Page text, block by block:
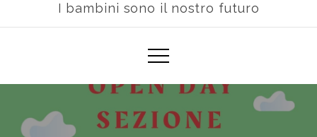
I bambini sono il nostro futuro